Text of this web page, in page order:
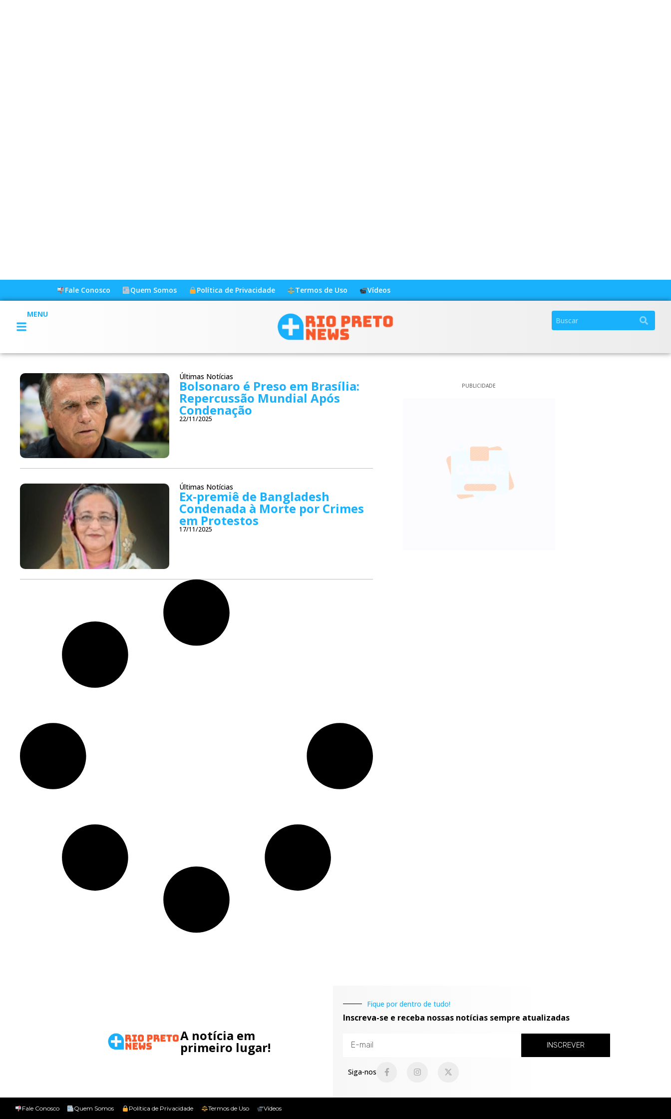
Fale Conosco Quem Somos Política de Privacidade Termos de Uso Vídeos
MENU
Últimas Notícias
Bolsonaro é Preso em Brasília:
Repercussão Mundial Após
Condenação
22/11/2025
Últimas Notícias
Ex-premiê de Bangladesh
Condenada à Morte por Crimes
em Protestos
17/11/2025
PUBLICIDADE
A notícia em
primeiro lugar!
Fique por dentro de tudo!
Inscreva-se e receba nossas notícias sempre atualizadas
INSCREVER
Siga-nos
Fale Conosco Quem Somos Política de Privacidade Termos de Uso Vídeos